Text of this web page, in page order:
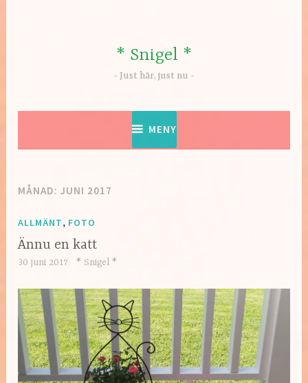
* Snigel *
Just här, just nu
MENY
MÅNAD:JUNI 2017
ALLMÄNT, FOTO
Ännu en katt
30 juni 2017 * Snigel *